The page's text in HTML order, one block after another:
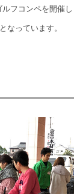
フコンペを開催し
なっています。